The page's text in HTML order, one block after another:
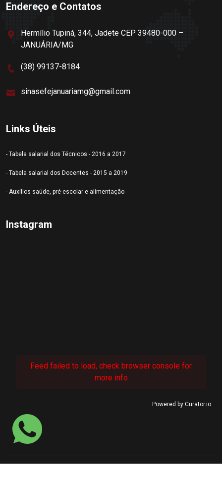
Endereço e Contatos
Hermílio Tupiná, 344, Jadete CEP 39480-000 –
JANUÁRIA/MG
(38) 99137-8184
sinasefejanuariamg@gmail.com
Links Úteis
- Tabela salarial dos Técnicos - 2016 a 2017
- Tabela salarial dos Docentes - 2015 a 2019
- Auxílios saúde, pré-escolar e alimentação
Instagram
Feed failed to load, check browser console for
more info
Powered by Curator.io